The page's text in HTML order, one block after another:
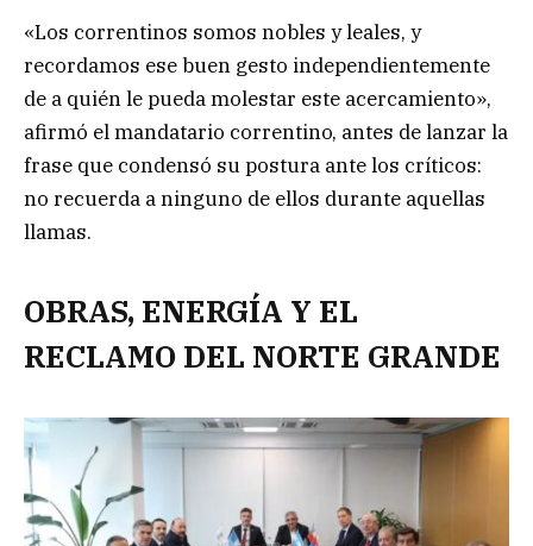
«Los correntinos somos nobles y leales, y
recordamos ese buen gesto independientemente
de a quién le pueda molestar este acercamiento»,
afirmó el mandatario correntino, antes de lanzar la
frase que condensó su postura ante los críticos:
no recuerda a ninguno de ellos durante aquellas
llamas.
OBRAS, ENERGÍA Y EL
RECLAMO DEL NORTE GRANDE